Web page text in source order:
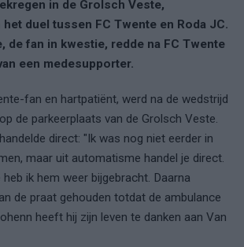
in de Grolsch Veste,
het duel tussen FC Twente en Roda JC.
de fan in kwestie, redde na FC Twente
een medesupporter.
fan en hartpatiënt, werd na de wedstrijd
de parkeerplaats van de Grolsch Veste.
direct: "Ik was nog niet eerder in
maar uit automatisme handel je direct.
ik hem weer bijgebracht. Daarna
de praat gehouden totdat de ambulance
heeft hij zijn leven te danken aan Van